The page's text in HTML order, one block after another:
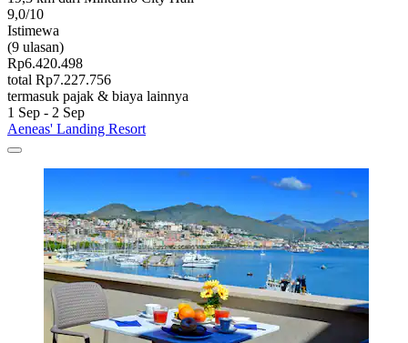
9,0/10
Istimewa
(9 ulasan)
Rp6.420.498
total Rp7.227.756
termasuk pajak & biaya lainnya
1 Sep - 2 Sep
Aeneas' Landing Resort